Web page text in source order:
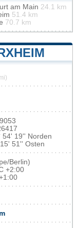
am Main 24.1 km
51.4 km
70.7 km
54' 19'' Norden
51'' Osten
Berlin)
+2:00